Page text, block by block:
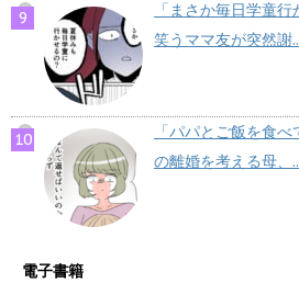
「まさか毎日学童
笑うママ友が突然謝
「パパとご飯を食
の離婚を考える母、
電子書籍